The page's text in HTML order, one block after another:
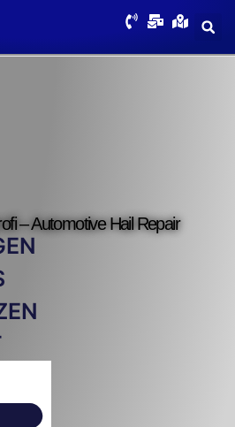
– Automotive Hail Repair